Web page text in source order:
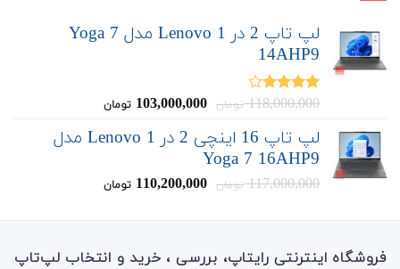
لپ تاپ 2 در 1 Lenovo مدل Yoga 7
14AHP9
نمره
118,000,000 تومان
قیمت
118,000,000
تومان
بود.
103,000,000 تومانقیمت
103,000,000
لپ تاپ 16 اینچی 2 در 1 Lenovo مدل
Yoga 7 16AHP9
117,000,000 تومان
قیمت
بود.
110,200,000 تومانقیمت
فروشگاه اینترنتی رایتاپ، بررسی ، خرید و انتخاب لپ‌تاپ